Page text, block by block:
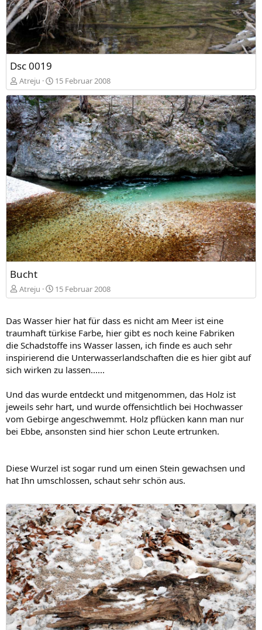
Dsc 0019
Atreju 15 Februar 2008
Bucht
Atreju 15 Februar 2008
Das Wasser hier hat für dass es nicht am Meer ist eine
traumhaft türkise Farbe, hier gibt es noch keine Fabriken
die Schadstoffe ins Wasser lassen, ich finde es auch sehr
inspirierend die Unterwasserlandschaften die es hier gibt auf
sich wirken zu lassen......
Und das wurde entdeckt und mitgenommen, das Holz ist
jeweils sehr hart, und wurde offensichtlich bei Hochwasser
vom Gebirge angeschwemmt. Holz pflücken kann man nur
bei Ebbe, ansonsten sind hier schon Leute ertrunken.
Diese Wurzel ist sogar rund um einen Stein gewachsen und
hat Ihn umschlossen, schaut sehr schön aus.